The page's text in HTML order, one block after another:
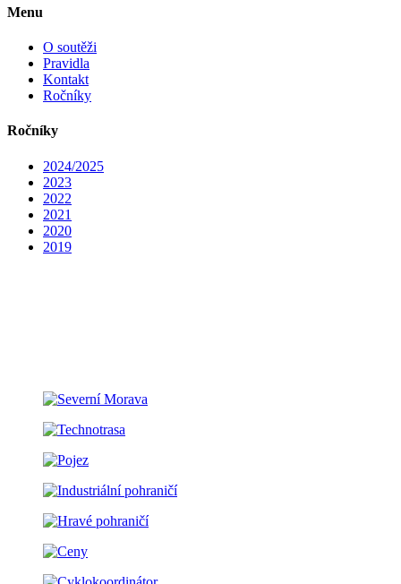
Menu
O soutěži
Pravidla
Kontakt
Ročníky
Ročníky
2024/2025
2023
2022
2021
2020
2019